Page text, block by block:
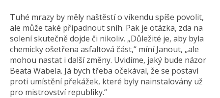
Tuhé mrazy by měly naštěstí o víkendu spíše povolit,
ale může také připadnout sníh. Pak je otázka, zda na
solení skutečně dojde či nikoliv. „Důležité je, aby byla
chemicky ošetřena asfaltová část,“ míní Janout, „ale
mohou nastat i další změny. Uvidíme, jaký bude názor
Beata Wabela. Já bych třeba očekával, že se postaví
proti umístění překážek, které byly nainstalovány už
pro mistrovství republiky.“